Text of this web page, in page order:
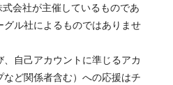
会社が主催しているものであ
グル社によるものではありませ
、自己アカウントに準じるアカ
ど関係者含む）への応援はチ